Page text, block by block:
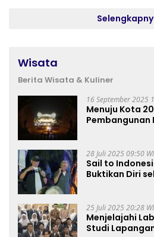
Wisata
Berita Wisata & Kuliner
16 September 2025
Menuju Kota
Pembangunan
28 Juli 2025 09:50
Sail to
Buktikan Diri
25 Juli 2025 20:28
Menjelajahi
Studi